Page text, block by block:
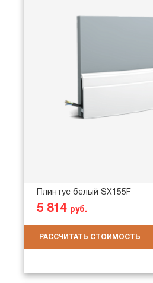
Плинтус белый SX155F
5 814 руб.
РАССЧИТАТЬ СТОИМОСТЬ